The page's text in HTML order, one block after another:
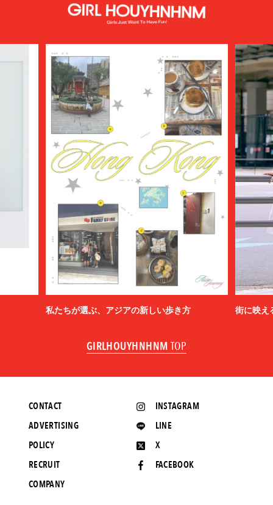
私たちが選ぶ、アジアの新しい歩き方 街に映え
GIRLHOUYHNHNM TOP
INSTAGRAM
LINE
X
FACEBOOK
CONTACT
ADVERTISING
POLICY
RECRUIT
COMPANY